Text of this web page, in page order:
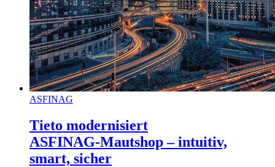
ASFINAG
Tieto modernisiert
ASFINAG‑Mautshop – intuitiv,
smart, sicher